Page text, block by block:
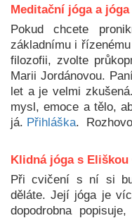
Meditační jóga a
Pokud chcete
základnímu i
filozofii, zvolte
Marii Jordánovou.
let a je velmi
mysl, emoce a tělo,
já. Přihláška.
Klidná jóga s Eliškou
Při cvičení s ní si
děláte. Její jóga je
dopodrobna